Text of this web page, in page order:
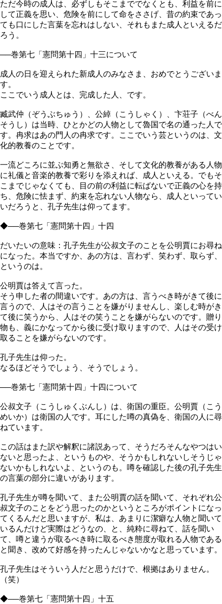
ただ今時の成人は、必ずしもそこまででなくとも、利益を前に
して正義を思い、危険を前にして命をささげ、昔の約束であっ
ても口にした言葉を忘れはしない、それもまた成人といえるだ
ろう。
──巻第七「憲問第十四」十三について
成人の日を迎えられた新成人のみなさま、おめでとうございま
す。
ここでいう成人とは、完成した人、です。
臧武仲（ぞうぶちゅう）、公綽（こうしゃく）、卞荘子（べん
そうし）は当時、ひとかどの人物として魯国で名の通った人で
す。冉求はあの門人の冉求です。ここでいう芸というのは、文
化的教養のことです。
一流どころに並ぶ知勇と無欲さ、そして文化的教養がある人物
に礼儀と音楽的教養で彩りを添えれば、成人といえる。でもそ
こまでじゃなくても、目の前の利益に転ばないで正義の心を持
ち、危険に怯まず、約束を忘れない人物なら、成人といってい
いだろうと、孔子先生は仰ってます。
◆──巻第七「憲問第十四」十四
だいたいの意味：孔子先生が公叔文子のことを公明賈にお尋ね
になった。本当ですか、あの方は、言わず、笑わず、取らず、
というのは。
公明賈は答えて言った。
そう申した者の間違いです。あの方は、言うべき時がきて後に
言うので、人はその言うことを嫌がりませんし、楽しむ時がき
て後に笑うから、人はその笑うことを嫌がらないのです。贈り
物も、義にかなってから後に受け取りますので、人はその受け
取ることを嫌がらないのです。
孔子先生は仰った。
なるほどそうでしょう、そうでしょう。
──巻第七「憲問第十四」十四について
公叔文子（こうしゅくぶんし）は、衛国の重臣。公明賈（こう
めいか）は衛国の人です。耳にした噂の真偽を、衛国の人に尋
ねています。
この話はまた訳や解釈に諸説あって、そうだろそんなやつはい
ないと思ったよ、というものや、そうかもしれないしそうじゃ
ないかもしれないよ、というのも。噂を確認した後の孔子先生
の言葉の部分に違いがあります。
孔子先生が噂を聞いて、また公明賈の話を聞いて、それぞれ公
叔文子のことをどう思ったのかというところがポイントになっ
てくるんだと思いますが、私は、あまりに潔癖な人物と聞いて
いるんだけど実際はどうなの、と、純粋に尋ねて、話を聞い
て、噂と違うが取るべき時に取るべき態度が取れる人物である
と聞き、改めて好感を持ったんじゃないかなと思っています。
孔子先生はそういう人だと思うだけで、根拠はありません。
（笑）
◆──巻第七「憲問第十四」十五